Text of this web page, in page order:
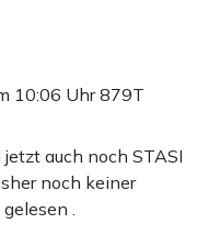
10:06 Uhr879T
auch noch STASI
noch keiner
.